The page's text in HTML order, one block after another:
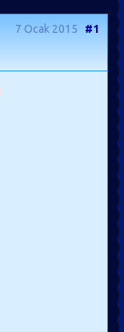
7 Ocak 2015 #1